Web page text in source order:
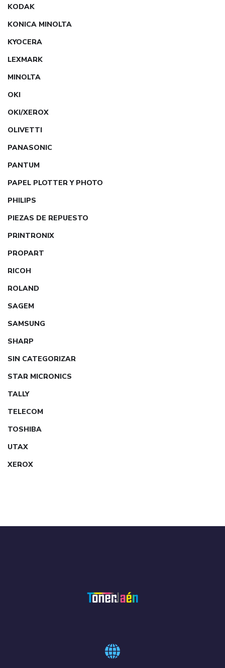
KODAK
KONICA MINOLTA
KYOCERA
LEXMARK
MINOLTA
OKI
OKI/XEROX
OLIVETTI
PANASONIC
PANTUM
PAPEL PLOTTER Y PHOTO
PHILIPS
PIEZAS DE REPUESTO
PRINTRONIX
PROPART
RICOH
ROLAND
SAGEM
SAMSUNG
SHARP
SIN CATEGORIZAR
STAR MICRONICS
TALLY
TELECOM
TOSHIBA
UTAX
XEROX